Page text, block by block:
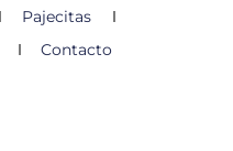
Pajecitas
Contacto